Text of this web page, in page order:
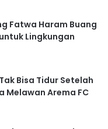
Fatwa Haram Buang
Lingkungan
Bisa Tidur Setelah
Melawan Arema FC